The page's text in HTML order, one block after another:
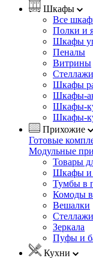
Шкафы
Все
Полки и
Шкафы
Пеналы
Витрины
Стеллажи
Шкафы
Шкафы-
Шкафы-
Шкафы-
Прихожие
Готовые
Модульные
Товары
Шкафы и
Тумбы в
Комоды
Вешалки
Стеллажи
Зеркала
Пуфы и
Кухни